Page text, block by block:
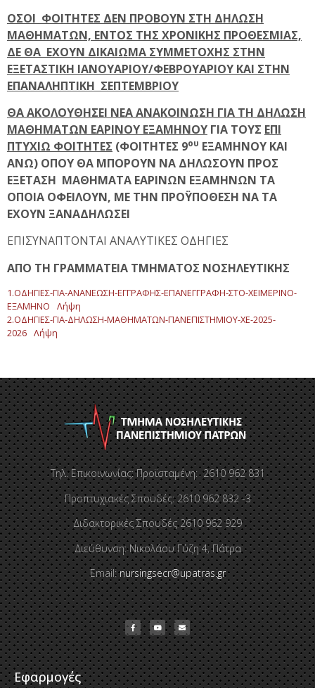
ΟΣΟΙ ΦΟΙΤΗΤΕΣ ΔΕΝ ΠΡΟΒΟΥΝ ΣΤΗ ΔΗΛΩΣΗ
ΜΑΘΗΜΑΤΩΝ, ΕΝΤΟΣ ΤΗΣ ΧΡΟΝΙΚΗΣ ΠΡΟΘΕΣΜΙΑΣ,
ΔΕ ΘΑ ΕΧΟΥΝ ΔΙΚΑΙΩΜΑ ΣΥΜΜΕΤΟΧΗΣ ΣΤΗΝ
ΕΞΕΤΑΣΤΙΚΗ ΙΑΝΟΥΑΡΙΟΥ/ΦΕΒΡΟΥΑΡΙΟΥ ΚΑΙ ΣΤΗΝ
ΕΠΑΝΑΛΗΠΤΙΚΗ ΣΕΠΤΕΜΒΡΙΟΥ
ΘΑ ΑΚΟΛΟΥΘΗΣΕΙ ΝΕΑ ΑΝΑΚΟΙΝΩΣΗ ΓΙΑ ΤΗ ΔΗΛΩΣΗ
ΜΑΘΗΜΑΤΩΝ ΕΑΡΙΝΟΥ ΕΞΑΜΗΝΟΥ ΓΙΑ ΤΟΥΣ ΕΠΙ
ΠΤΥΧΙΩ ΦΟΙΤΗΤΕΣ (ΦΟΙΤΗΤΕΣ 9ου ΕΞΑΜΗΝΟΥ ΚΑΙ
ΑΝΩ) ΟΠΟΥ ΘΑ ΜΠΟΡΟΥΝ ΝΑ ΔΗΛΩΣΟΥΝ ΠΡΟΣ
ΕΞΕΤΑΣΗ ΜΑΘΗΜΑΤΑ ΕΑΡΙΝΩΝ ΕΞΑΜΗΝΩΝ ΤΑ
ΟΠΟΙΑ ΟΦΕΙΛΟΥΝ, ΜΕ ΤΗΝ ΠΡΟΫΠΟΘΕΣΗ ΝΑ ΤΑ
ΕΧΟΥΝ ΞΑΝΑΔΗΛΩΣΕΙ
ΕΠΙΣΥΝΑΠΤΟΝΤΑΙ ΑΝΑΛΥΤΙΚΕΣ ΟΔΗΓΙΕΣ
ΑΠΟ ΤΗ ΓΡΑΜΜΑΤΕΙΑ ΤΜΗΜΑΤΟΣ ΝΟΣΗΛΕΥΤΙΚΗΣ
1.ΟΔΗΓΙΕΣ-ΓΙΑ-ΑΝΑΝΕΩΣΗ-ΕΓΓΡΑΦΗΣ-ΕΠΑΝΕΓΓΡΑΦΗ-ΣΤΟ-ΧΕΙΜΕΡΙΝΟ-
ΕΞΑΜΗΝΟ
Λήψη
2.ΟΔΗΓΙΕΣ-ΓΙΑ-ΔΗΛΩΣΗ-ΜΑΘΗΜΑΤΩΝ-ΠΑΝΕΠΙΣΤΗΜΙΟΥ-ΧΕ-2025-
2026 Λήψη
Τηλ. Επικοινωνίας: Προϊσταμένη: 2610 962 831
Προπτυχιακές Σπουδές: 2610 962 832 -3
Διδακτορικές Σπουδές 2610 962 929
Διεύθυνση: Νικολάου Γύζη 4, Πάτρα
Email:nursingsecr@upatras.gr
Εφαρμογές